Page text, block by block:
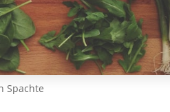
Spachte